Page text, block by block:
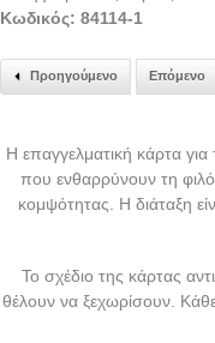
Κωδικός: 84114-1
Προηγούμενο Επόμενο
Η επαγγελματική κάρτα
που ενθαρρύνουν τη
κομψότητας. Η διάταξη
Το σχέδιο της κάρτας
θέλουν να ξεχωρίσουν.